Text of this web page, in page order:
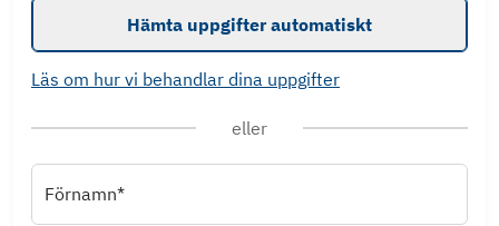
Hämta uppgifter automatiskt
Läs om hur vi behandlar dina uppgifter
eller
Förnamn*